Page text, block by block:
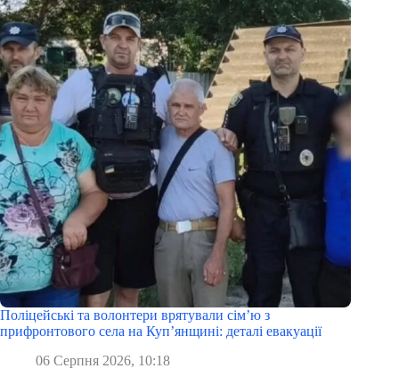
Поліцейські та волонтери врятували сім’ю з
прифронтового села на Куп’янщині: деталі евакуації
06 Серпня 2026, 10:18